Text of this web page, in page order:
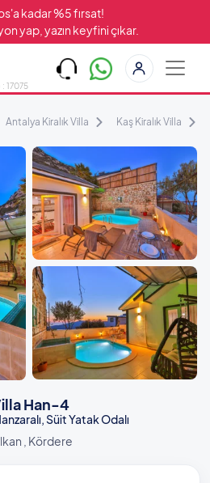
kadar %5 fırsat!
yap, yazın keyfini çıkar.
: 17075
Antalya Kiralık Villa Kaş Kiralık Villa
Han-4
Süit Yatak Odalı
, Kördere